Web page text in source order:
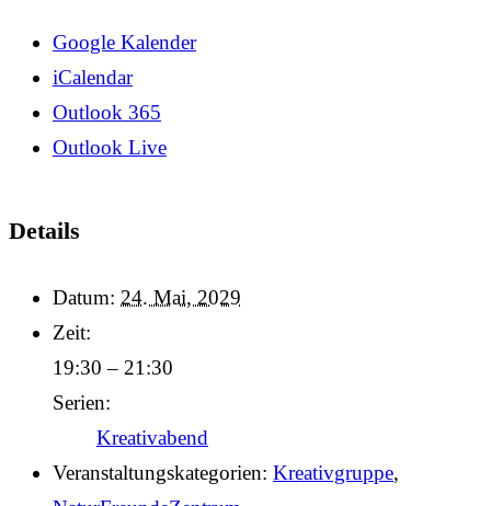
Google Kalender
iCalendar
Outlook 365
Outlook Live
Details
Datum: 24. Mai, 2029
Zeit:
19:30 – 21:30
Serien:
Kreativabend
Veranstaltungskategorien: Kreativgruppe,